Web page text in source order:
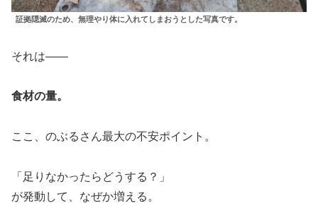
証拠隠滅のため、無理やり体に入れてしまおうとした写真です。
それは——
食材の量。
ここ、のぶるさん最大の不安ポイント。
「足りなかったらどうする？」
が発動して、なぜか増える。